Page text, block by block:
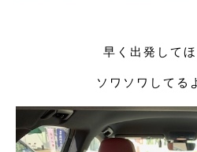
早く出発してほ
ソワソワしてる